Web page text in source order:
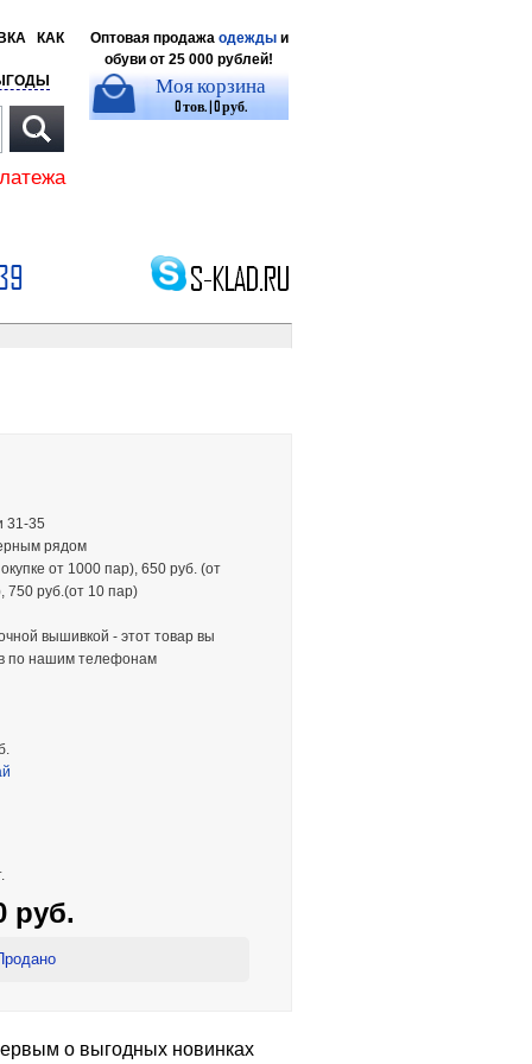
КАК Оптовая продажа одеждыи
обуви от 25 000 рублей!
Моя корзина
0 тов. | 0 руб.
31-35
рядом
от 1000 пар), 650 руб. (от
750 руб.(от 10 пар)
вышивкой - этот товар вы
по нашим телефонам
руб.
о выгодных новинках